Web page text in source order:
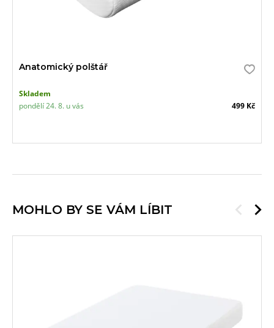
Anatomický polštář
Skladem
pondělí 24. 8. u vás
499 Kč
MOHLO BY SE VÁM LÍBIT